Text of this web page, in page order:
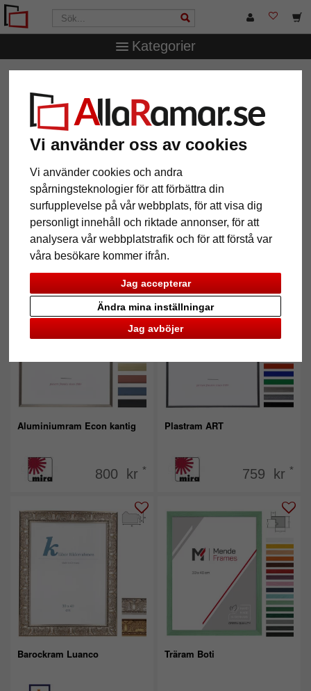
Vi använder oss av cookies
Vi använder cookies och andra
spårningsteknologier för att förbättra din
surfupplevelse på vår webbplats, för att visa dig
personligt innehåll och riktade annonser, för att
analysera vår webbplatstrafik och för att förstå var
våra besökare kommer ifrån.
Jag accepterar
Jag avböjer
Ändra mina inställningar
Kategorier
60x60
12 Artiklar Populärast
Grid
Aluminiumram Econ kantig
800 kr *
Plastram ART
759 kr *
Barockram Luanco Träram Boti